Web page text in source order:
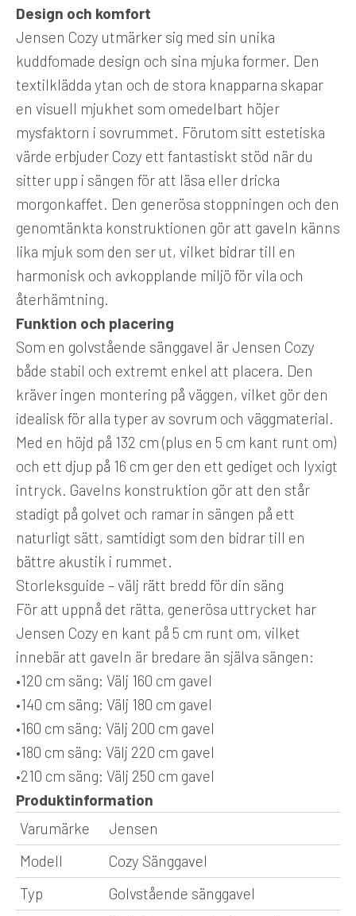
Design och komfort
Jensen Cozy utmärker sig med sin unika
kuddfomade design och sina mjuka former. Den
textilklädda ytan och de stora knapparna skapar
en visuell mjukhet som omedelbart höjer
mysfaktorn i sovrummet. Förutom sitt estetiska
värde erbjuder Cozy ett fantastiskt stöd när du
sitter upp i sängen för att läsa eller dricka
morgonkaffet. Den generösa stoppningen och den
genomtänkta konstruktionen gör att gaveln känns
lika mjuk som den ser ut, vilket bidrar till en
harmonisk och avkopplande miljö för vila och
återhämtning.
Funktion och placering
Som en golvstående sänggavel är Jensen Cozy
både stabil och extremt enkel att placera. Den
kräver ingen montering på väggen, vilket gör den
idealisk för alla typer av sovrum och väggmaterial.
Med en höjd på 132 cm (plus en 5 cm kant runt om)
och ett djup på 16 cm ger den ett gediget och lyxigt
intryck. Gavelns konstruktion gör att den står
stadigt på golvet och ramar in sängen på ett
naturligt sätt, samtidigt som den bidrar till en
bättre akustik i rummet.
Storleksguide – välj rätt bredd för din säng
För att uppnå det rätta, generösa uttrycket har
Jensen Cozy en kant på 5 cm runt om, vilket
innebär att gaveln är bredare än själva sängen:
•120 cm säng: Välj 160 cm gavel
•140 cm säng: Välj 180 cm gavel
•160 cm säng: Välj 200 cm gavel
•180 cm säng: Välj 220 cm gavel
•210 cm säng: Välj 250 cm gavel
Produktinformation
Varumärke
Jensen
Modell
Cozy Sänggavel
Typ
Golvstående sänggavel